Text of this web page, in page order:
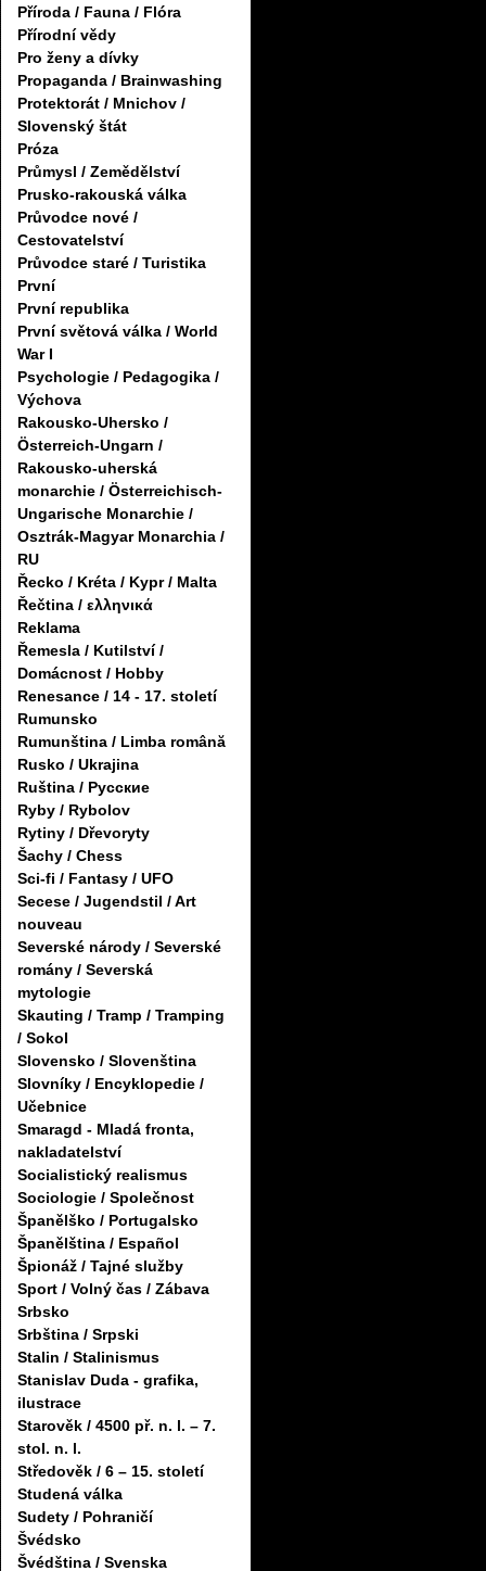
Příroda / Fauna / Flóra
Přírodní vědy
Pro ženy a dívky
Propaganda / Brainwashing
Protektorát / Mnichov /
Slovenský štát
Próza
Průmysl / Zemědělství
Prusko-rakouská válka
Průvodce nové /
Cestovatelství
Průvodce staré / Turistika
První
První republika
První světová válka / World
War I
Psychologie / Pedagogika /
Výchova
Rakousko-Uhersko /
Österreich-Ungarn /
Rakousko-uherská
monarchie / Österreichisch-
Ungarische Monarchie /
Osztrák-Magyar Monarchia /
RU
Řecko / Kréta / Kypr / Malta
Řečtina / ελληνικά
Reklama
Řemesla / Kutilství /
Domácnost / Hobby
Renesance / 14 - 17. století
Rumunsko
Rumunština / Limba română
Rusko / Ukrajina
Ruština / Русские
Ryby / Rybolov
Rytiny / Dřevoryty
Šachy / Chess
Sci-fi / Fantasy / UFO
Secese / Jugendstil / Art
nouveau
Severské národy / Severské
romány / Severská
mytologie
Skauting / Tramp / Tramping
/ Sokol
Slovensko / Slovenština
Slovníky / Encyklopedie /
Učebnice
Smaragd - Mladá fronta,
nakladatelství
Socialistický realismus
Sociologie / Společnost
Španělško / Portugalsko
Španělština / Español
Špionáž / Tajné služby
Sport / Volný čas / Zábava
Srbsko
Srbština / Srpski
Stalin / Stalinismus
Stanislav Duda - grafika,
ilustrace
Starověk / 4500 př. n. l. – 7.
stol. n. l.
Středověk / 6 – 15. století
Studená válka
Sudety / Pohraničí
Švédsko
Švédština / Svenska